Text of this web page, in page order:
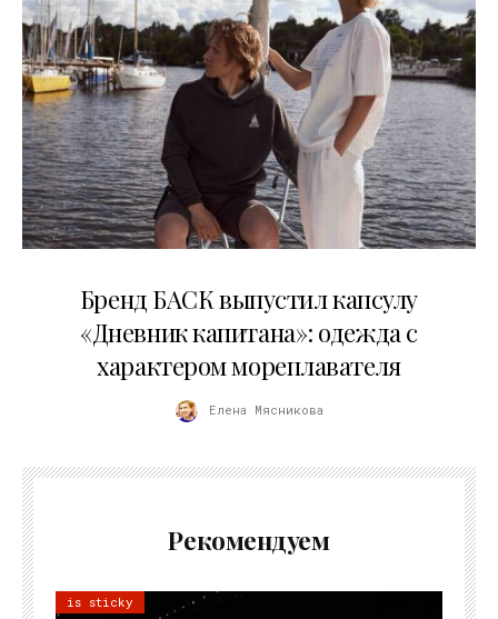
Бренд БАСК выпустил капсулу
«Дневник капитана»: одежда с
характером мореплавателя
Елена Мясникова
Рекомендуем
is sticky